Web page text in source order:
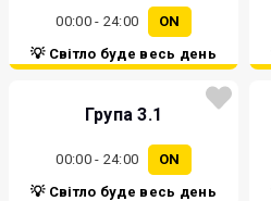
00:00 - 24:00
ON
💡 Світло буде весь день
Група 3.1
00:00 - 24:00
ON
💡 Світло буде весь день